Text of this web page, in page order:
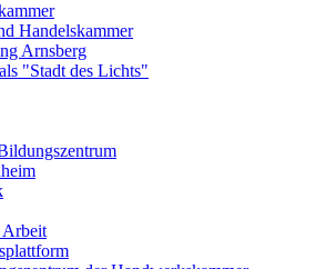
Handelskammer
Arnsberg
"Stadt des Lichts"